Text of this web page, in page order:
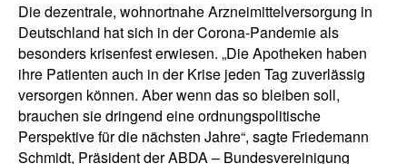
Die dezentrale, wohnortnahe Arzneimittelversorgung in
Deutschland hat sich in der Corona-Pandemie als
besonders krisenfest erwiesen. „Die Apotheken haben
ihre Patienten auch in der Krise jeden Tag zuverlässig
versorgen können. Aber wenn das so bleiben soll,
brauchen sie dringend eine ordnungspolitische
Perspektive für die nächsten Jahre“, sagte Friedemann
Schmidt, Präsident der ABDA – Bundesvereinigung